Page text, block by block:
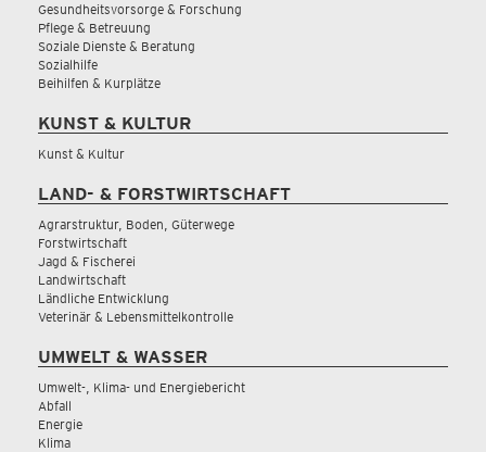
Gesundheitsvorsorge & Forschung
Pflege & Betreuung
Soziale Dienste & Beratung
Sozialhilfe
Beihilfen & Kurplätze
KUNST & KULTUR
Kunst & Kultur
LAND- & FORSTWIRTSCHAFT
Agrarstruktur, Boden, Güterwege
Forstwirtschaft
Jagd & Fischerei
Landwirtschaft
Ländliche Entwicklung
Veterinär & Lebensmittelkontrolle
UMWELT & WASSER
Umwelt-, Klima- und Energiebericht
Abfall
Energie
Klima